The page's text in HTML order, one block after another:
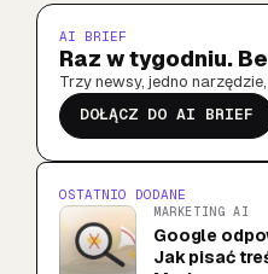
AI BRIEF
Raz w tygodniu.
Trzy newsy, jedno
DOŁĄCZ DO AI BRIEF
OSTATNIO DODANE
MARKETING AI
Google
Jak pisać